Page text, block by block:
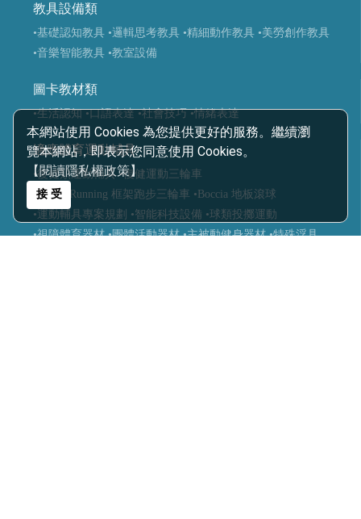
本網站使用 Cookies 為您提供更好的服務。繼續瀏
覽本網站，即表示您同意使用 Cookies。
【閱讀隱私權政策】
接 受
教具設備類
•基礎認知教具 •邏輯思考教具 •精細動作教具 •美勞創作教具
•音樂智能教具 •教室設備
圖卡教材類
•生活認知 •口語表達 •社會技巧 •情緒表達
適應體育運動輔具
•復健類運動輔具 •復健運動三輪車
•Frame Running 框架跑步三輪車 •Boccia 地板滾球
•運動輔具專案規劃 •智能科技設備 •球類投擲運動
•視障體育器材 •團體活動器材 •主被動健身器材 •特殊浮具